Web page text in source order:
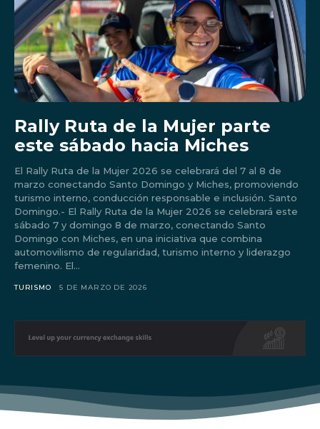
Don't miss
out!
Sing up for our newsletter
to stay in the loop.
Rally Ruta de la Mujer parte
este sábado hacia Miches
El Rally Ruta de la Mujer 2026 se celebrará del 7 al 8 de
marzo conectando Santo Domingo y Miches, promoviendo
turismo interno, conducción responsable e inclusión. Santo
Domingo.- El Rally Ruta de la Mujer 2026 se celebrará este
sábado 7 y domingo 8 de marzo, conectando Santo
Domingo con Miches, en una iniciativa que combina
automovilismo de regularidad, turismo interno y liderazgo
femenino. El...
TURISMO 5 DE MARZO DE 2026